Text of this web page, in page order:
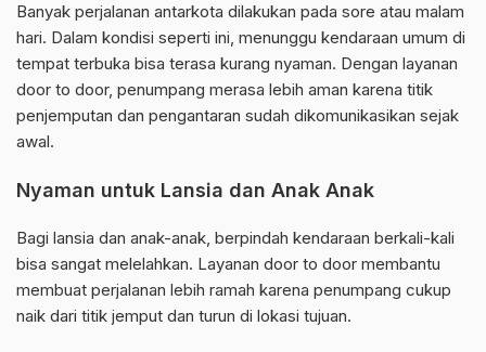
Banyak perjalanan antarkota dilakukan pada sore atau malam
hari. Dalam kondisi seperti ini, menunggu kendaraan umum di
tempat terbuka bisa terasa kurang nyaman. Dengan layanan
door to door, penumpang merasa lebih aman karena titik
penjemputan dan pengantaran sudah dikomunikasikan sejak
awal.
Nyaman untuk Lansia dan Anak Anak
Bagi lansia dan anak-anak, berpindah kendaraan berkali-kali
bisa sangat melelahkan. Layanan door to door membantu
membuat perjalanan lebih ramah karena penumpang cukup
naik dari titik jemput dan turun di lokasi tujuan.